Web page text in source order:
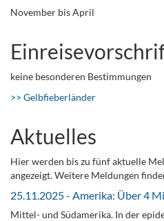
November bis April
keine besonderen Bestimmungen
>> Gelbfieberländer
Aktuelles
Hier werden bis zu fünf aktuelle
angezeigt. Weitere Meldungen
25.11.2025 - Amerika: Über 4
Mittel- und Südamerika. In der